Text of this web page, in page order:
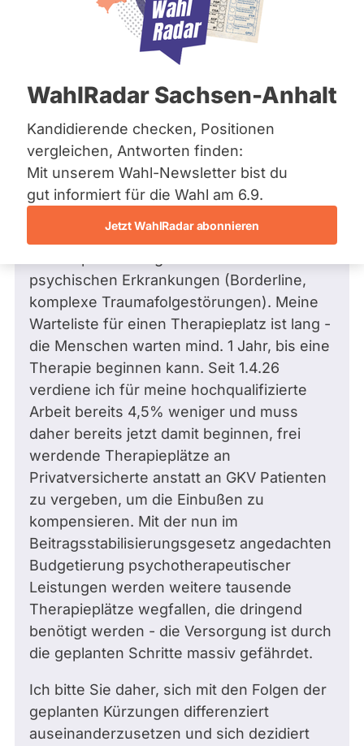
Bremen
Hamburg
Mecklenburg-Vorpommern
Nordrhein-Westfalen
Saarland
Sachsen
Sachsen-Anhalt
Sachsen-Anhalt
Schleswig-Holstein
Thüringen
Archiv
Über uns
Spenden
WahlRadar Sachsen-Anhalt
Kandidierende checken, Positionen
vergleichen, Antworten finden:
Mit unserem Wahl-Newsletter bist du
gut informiert für die Wahl am 6.9.
Jetzt WahlRadar abonnieren
29.04.2026
Wie stehen Sie zu den geplanten und
bereits stattgefundenen Kürzungen in
der ambulanten
psychotherapeutischen Versorgung?
Sehr geehrter Herr Zander,
Psychotherapeutin und behandle
psychischen Erkrankungen (Borderline,
komplexe Traumafolgestörungen). Meine
Warteliste für einen Therapieplatz ist lang -
die Menschen warten mind. 1 Jahr, bis eine
Therapie beginnen kann. Seit 1.4.26
verdiene ich für meine hochqualifizierte
Arbeit bereits 4,5% weniger und muss
daher bereits jetzt damit beginnen, frei
werdende Therapieplätze an
Privatversicherte anstatt an GKV Patienten
zu vergeben, um die Einbußen zu
kompensieren. Mit der nun im
Beitragsstabilisierungsgesetz angedachten
Budgetierung psychotherapeutischer
Leistungen werden weitere tausende
Therapieplätze wegfallen, die dringend
benötigt werden - die Versorgung ist durch
die geplanten Schritte massiv gefährdet.
Ich bitte Sie daher, sich mit den Folgen der
geplanten Kürzungen differenziert
auseinanderzusetzen und sich dezidiert